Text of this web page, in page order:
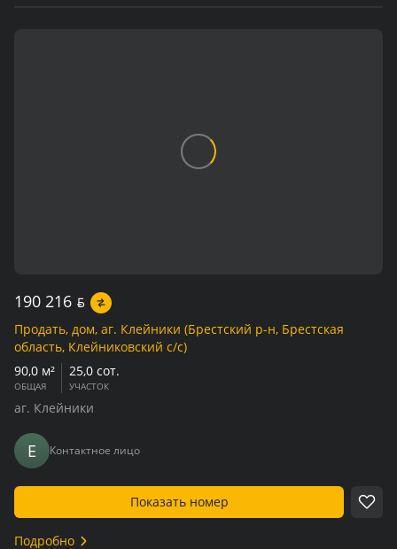
190 216 BYN
Продать, дом, аг. Клейники (Брестский р-н, Брестская
область, Клейниковский с/с)
90,0 м²
ОБЩАЯ
25,0 сот.
УЧАСТОК
аг. Клейники
Е Контактное лицо
Показать номер
Подробно